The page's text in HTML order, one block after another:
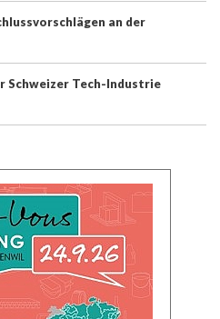
an der
Schweizer Tech-Industrie